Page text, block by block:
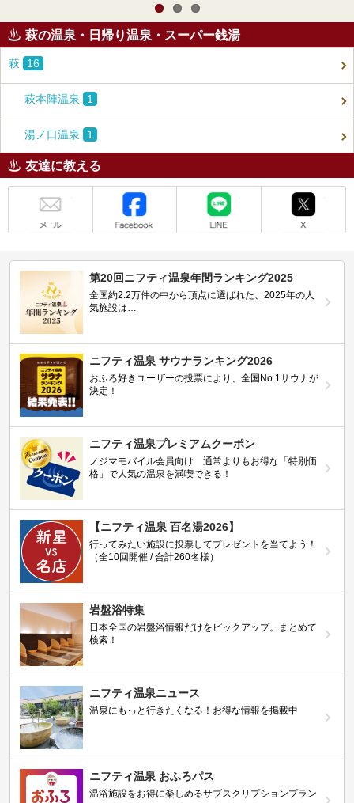
萩の温泉・日帰り温泉・スーパー銭湯
萩 16
萩本陣温泉 1
湯ノ口温泉 1
友達に教える
第20回ニフティ温泉年間ランキング2025
全国約2.2万件の中から頂点に選ばれた、2025年の人
気施設は…
ニフティ温泉 サウナランキング2026
おふろ好きユーザーの投票により、全国No.1サウナが
決定！
ニフティ温泉プレミアムクーポン
ノジマモバイル会員向け 通常よりもお得な「特別価
格」で人気の温泉を満喫できる！
【ニフティ温泉 百名湯2026】
行ってみたい施設に投票してプレゼントを当てよう！
（全10回開催 / 合計260名様）
岩盤浴特集
日本全国の岩盤浴情報だけをピックアップ。まとめて
検索！
ニフティ温泉ニュース
温泉にもっと行きたくなる！お得な情報を掲載中
ニフティ温泉 おふろパス
温浴施設をお得に楽しめるサブスクリプションプラン